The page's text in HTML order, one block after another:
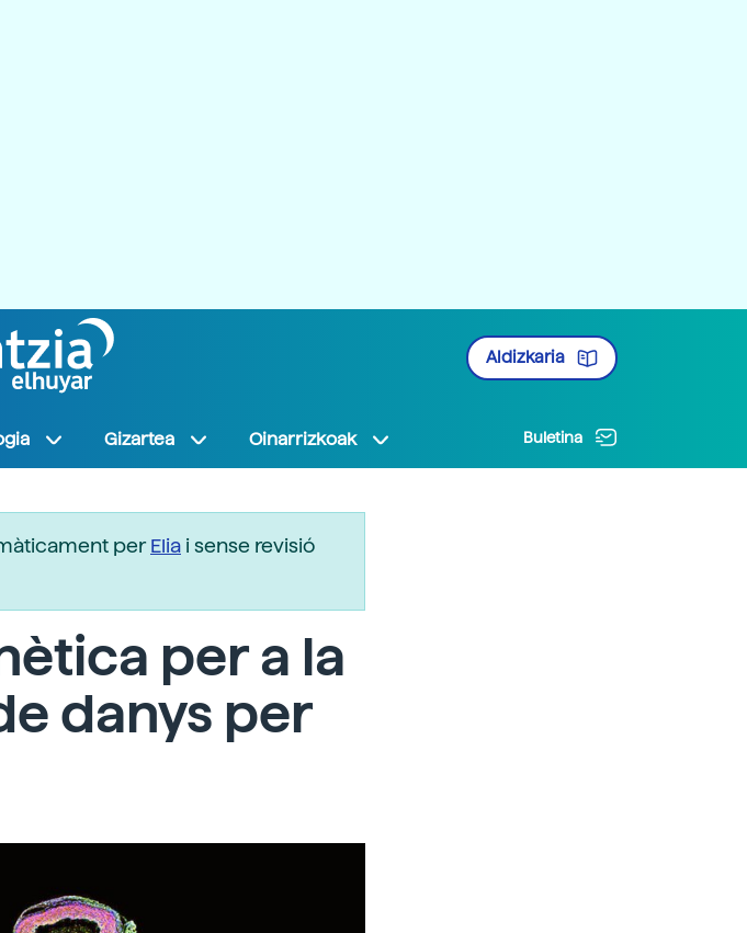
Aldizkaria
Gizartea Oinarrizkoak Buletina
perElia i sense revisió
per a la
danys per